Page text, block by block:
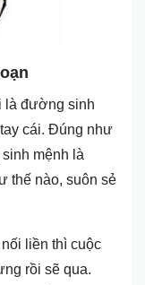
là đường sinh
cái. Đúng như
mệnh là
thế nào, suôn sẻ
liền thì cuộc
rồi sẽ qua.